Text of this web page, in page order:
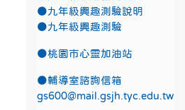
●九年級興趣測驗說明
●九年級興趣測驗
●桃園市心靈加油站
●輔導室諮詢信箱
gs600@mail.gsjh.tyc.edu.tw